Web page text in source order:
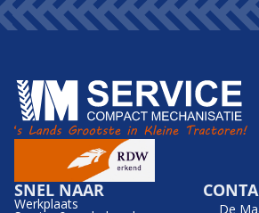
SNEL NAAR
Werkplaats De